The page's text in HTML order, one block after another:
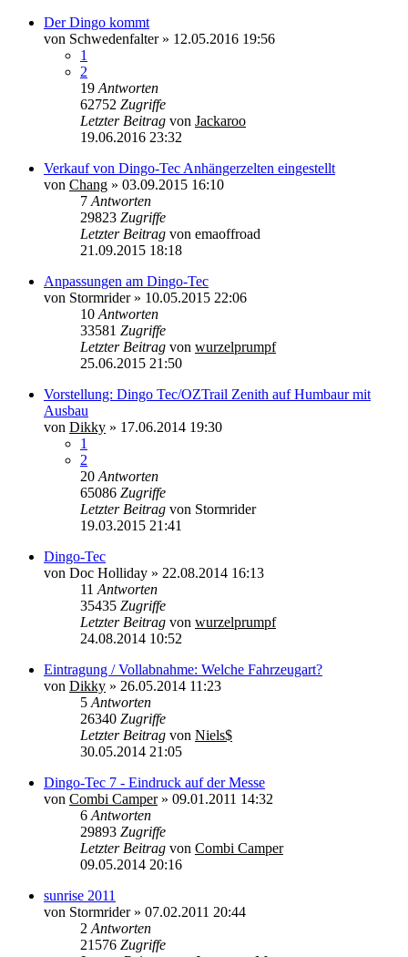
Der Dingo kommt
von Schwedenfalter» 12.05.2016 19:56
1
2
19 Antworten
62752 Zugriffe
Letzter Beitrag von Jackaroo
19.06.2016 23:32
Verkauf von Dingo-Tec Anhängerzelten eingestellt
von Chang » 03.09.2015 16:10
7 Antworten
29823 Zugriffe
Letzter Beitrag von emaoffroad
21.09.2015 18:18
Anpassungen am Dingo-Tec
von Stormrider» 10.05.2015 22:06
10 Antworten
33581 Zugriffe
Letzter Beitrag von wurzelprumpf
25.06.2015 21:50
Vorstellung: Dingo Tec/OZTrail Zenith auf Humbaur mit
Ausbau
von Dikky » 17.06.2014 19:30
1
2
20 Antworten
65086 Zugriffe
Letzter Beitrag von Stormrider
19.03.2015 21:41
Dingo-Tec
von Doc Holliday » 22.08.2014 16:13
11 Antworten
35435 Zugriffe
Letzter Beitrag von wurzelprumpf
24.08.2014 10:52
Eintragung / Vollabnahme: Welche Fahrzeugart?
von Dikky » 26.05.2014 11:23
5 Antworten
26340 Zugriffe
Letzter Beitrag von Niels$
30.05.2014 21:05
Dingo-Tec 7 - Eindruck auf der Messe
von Combi Camper» 09.01.2011 14:32
6 Antworten
29893 Zugriffe
Letzter Beitrag von Combi Camper
09.05.2014 20:16
sunrise 2011
von Stormrider» 07.02.2011 20:44
2 Antworten
21576 Zugriffe